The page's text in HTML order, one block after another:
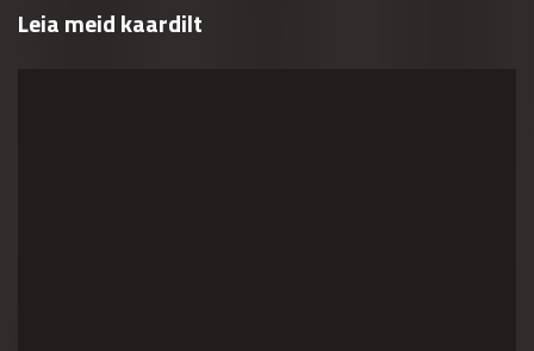
Leia meid kaardilt